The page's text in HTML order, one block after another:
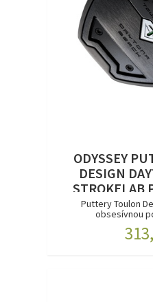
ODYSSEY
DESIGN
STROKELAB
Puttery Toulon
obsesívnou